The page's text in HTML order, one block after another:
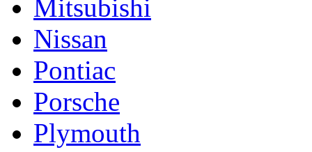
Mitsubishi
Nissan
Pontiac
Porsche
Plymouth